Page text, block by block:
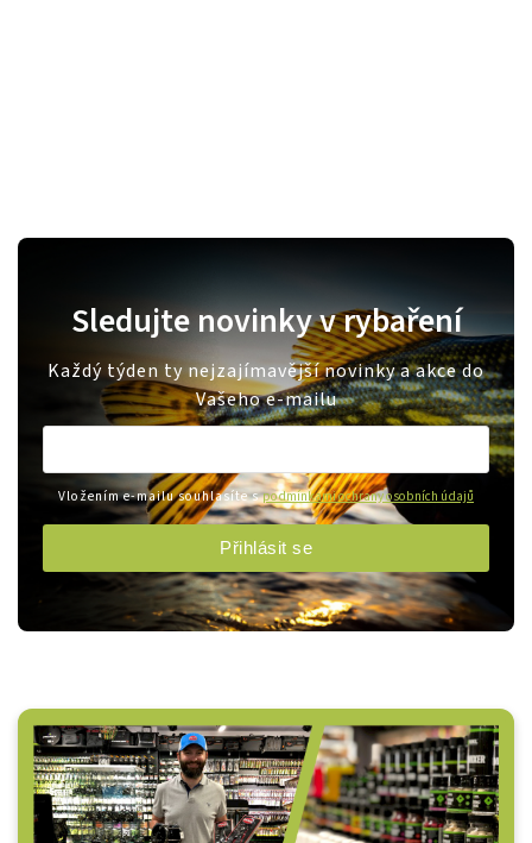
Sledujte novinky v rybaření
Každý týden ty nejzajímavější novinky a akce do
Vašeho e-mailu
Vložením e-mailu souhlasíte spodmínkami ochrany osobních údajů
Přihlásit se